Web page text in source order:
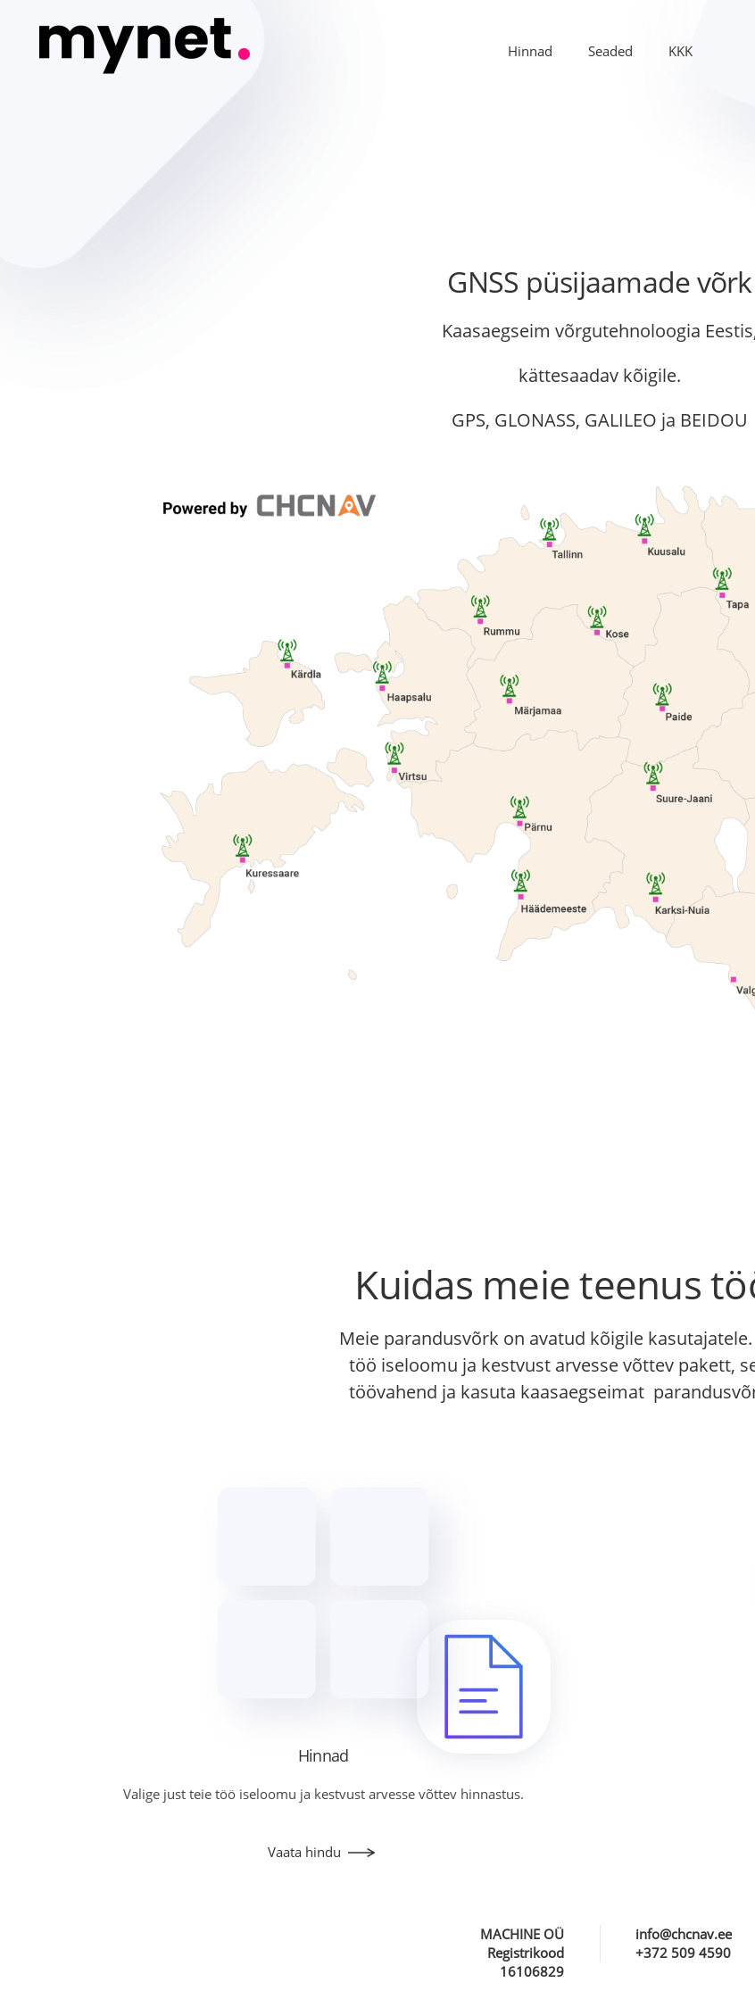
Hinnad Seaded KKK
GNSS püsijaamade võrk
Kaasaegseim võrgutehnoloogia
kättesaadav kõigile.
GPS, GLONASS, GALILEO ja BEIDOU
Kuidas meie teenus
Meie parandusvõrk on avatud kõigile
töö iseloomu ja kestvust arvesse võttev pakett,
töövahend ja kasuta kaasaegseimat
Hinnad
Valige just teie töö iseloomu ja kestvust arvesse võttev hinnastus.
Vaata hindu
MACHINE OÜ
Registrikood
16106829
info@chcnav.ee
+372 509 4590